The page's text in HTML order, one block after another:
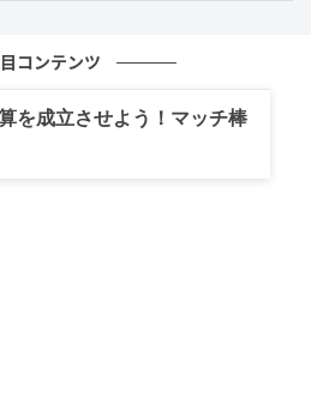
まうかもしれません。あなた
なりやすいのではないでしょ
わないと、動けず、ぼんやり
コンテンツ
を成立させよう！マッチ棒